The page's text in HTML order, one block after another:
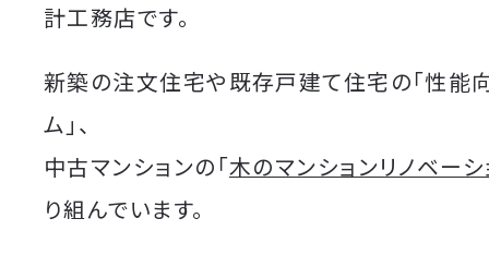
計工務店です。
新築の注文住宅や既存戸建て住宅の「性能
ム」、
中古マンションの「木のマンションリノベーシ
り組んでいます。